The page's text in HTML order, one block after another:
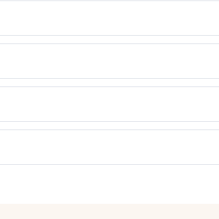
OLETH-20, ISOPENTANE, SORBITOL, LAURETH-23,
ISOPROPYL PALMITATE, TETRAMETHYL
rozprowadź po zwilżonej skórze. Po zakończeniu golenia